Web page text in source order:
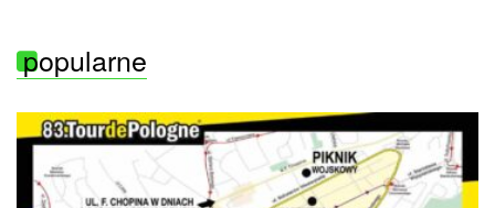
popularne